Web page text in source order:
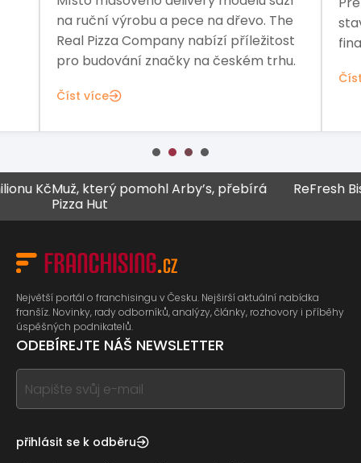
na ruční výrobu a pece na dřevo. The
Real Pizza Company nabízí příležitost
pro budování značky na českém trhu.
Číst více
Muž, který pomohl Arby’s, přebírá
Pizza Hut
ReFresh Bistro
Největší portál o franchisingu v Česku. Nejširší aktuální nabídka
franšíz. Novinky, rady odborníků, analýzy, články, rozhovory i příběhy
úspěšných podnikatelů.
ODEBÍREJTE NÁŠ NEWSLETTER
If
you
this,
přihlásit se k odběru